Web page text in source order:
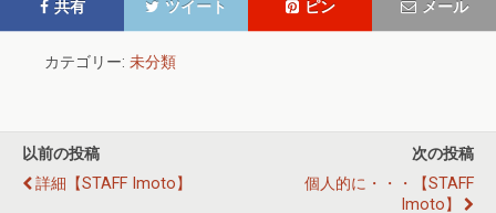
共有 ツイート ピン メール
カテゴリー: 未分類
以前の投稿
詳細【STAFF Imoto】
次の投稿
個人的に・・・【STAFF
Imoto】